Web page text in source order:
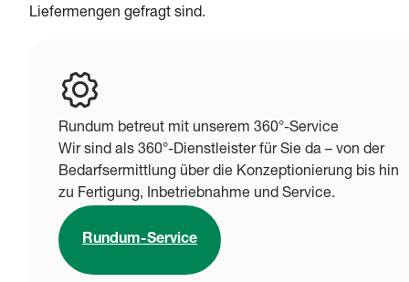
Liefermengen gefragt sind.
Rundum betreut mit unserem 360°-Service
Wir sind als 360°-Dienstleister für Sie da – von der
Bedarfsermittlung über die Konzeptionierung bis hin
zu Fertigung, Inbetriebnahme und Service.
Rundum-Service